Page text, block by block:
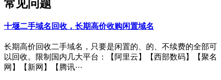
常见问题
十堰二手域名回收，长期高价收购闲置域名
长期高价回收二手域名，只要是闲置的、的、不续费的全部可
以回收。限制国内几大平台：【阿里云】【西部数码】【聚名
网】【新网】【腾讯···